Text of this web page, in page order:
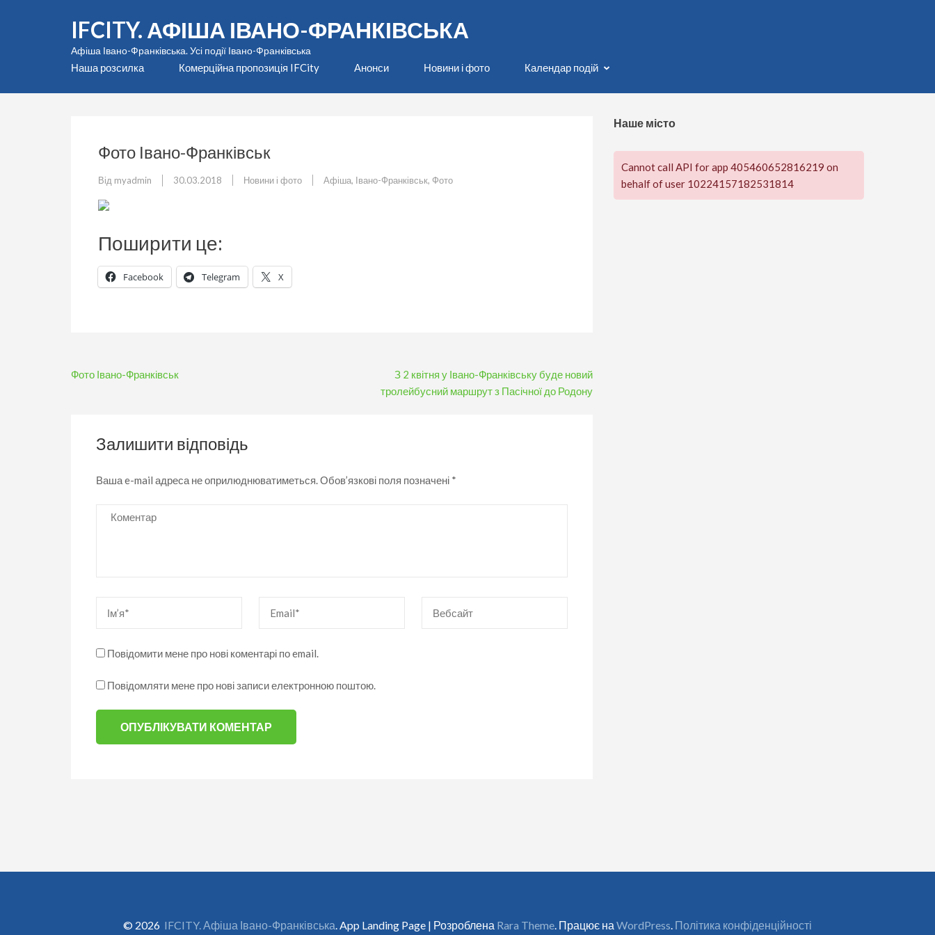
IFCITY. АФІША ІВАНО-ФРАНКІВСЬКА
Афіша Івано-Франківська. Усі події Івано-Франківська
Наша розсилка Комерційна пропозиція IFCity Анонси Новини і фото Календар подій
Фото Івано-Франківськ
Від myadmin 30.03.2018 Новини і фото Афіша, Івано-Франківськ, Фото
Поширити це:
Facebook Telegram X
Навігація
Фото Івано-Франківськ
З 2 квітня у Івано-Франківську буде новий
тролейбусний маршрут з Пасічної до Родону
Залишити відповідь
Ваша e-mail адреса не оприлюднюватиметься.Обов’язкові поля позначені *
Коментар
Повідомити мене про нові коментарі по email.
Повідомляти мене про нові записи електронною поштою.
Наше місто
Cannot call API for app 405460652816219 on
behalf of user 10224157182531814
© 2026 IFCITY. Афіша Івано-Франківська. App Landing Page | Розроблена Rara Theme. Працює на WordPress. Політика конфіденційності